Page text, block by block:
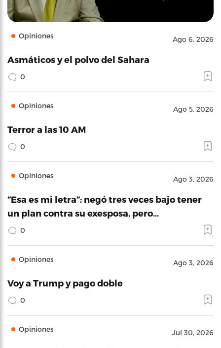
Opiniones Ago 6, 2026
Asmáticos y el polvo del Sahara
0
Opiniones Ago 5, 2026
Terror a las 10 AM
0
Opiniones Ago 3, 2026
“Esa es mi letra”: negó tres veces bajo tener
un plan contra su exesposa, pero…
0
Opiniones Ago 3, 2026
Voy a Trump y pago doble
0
Opiniones Jul 30, 2026